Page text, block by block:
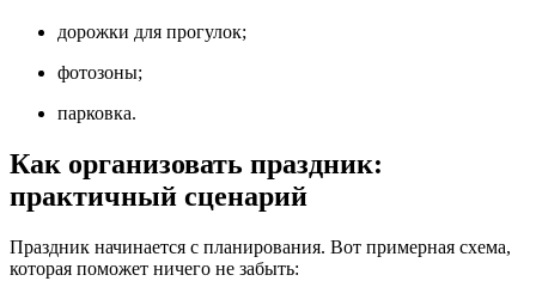
дорожки для прогулок;
фотозоны;
парковка.
Как организовать праздник:
практичный сценарий
Праздник начинается с планирования. Вот примерная схема,
которая поможет ничего не забыть: